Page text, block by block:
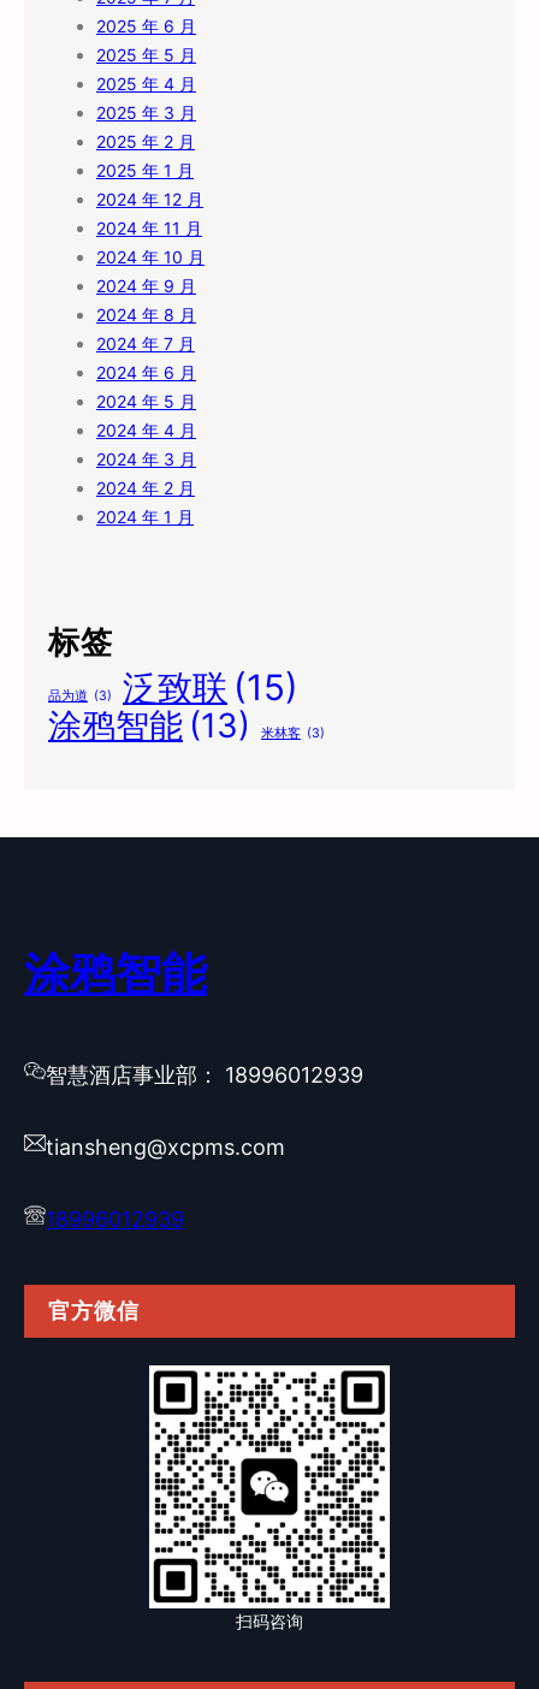
2025 年 6 月
2025 年 5 月
2025 年 4 月
2025 年 3 月
2025 年 2 月
2025 年 1 月
2024 年 12 月
2024 年 11 月
2024 年 10 月
2024 年 9 月
2024 年 8 月
2024 年 7 月
2024 年 6 月
2024 年 5 月
2024 年 4 月
2024 年 3 月
2024 年 2 月
2024 年 1 月
标签
品为道 (3) 泛致联 (15)
涂鸦智能 (13) 米林客 (3)
涂鸦智能
智慧酒店事业部： 18996012939
tiansheng@xcpms.com
18996012939
官方微信
扫码咨询